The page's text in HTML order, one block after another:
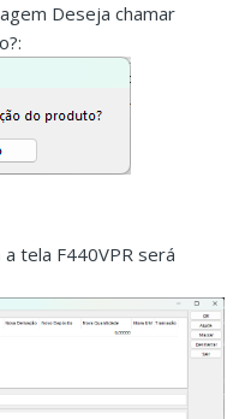
Deseja chamar
tela F440VPR será